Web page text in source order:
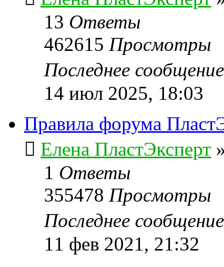
13 Ответы
462615 Просмотры
Последнее
14 июл 2025, 18:03
Правила форума
Елена ПластЭксперт
1 Ответы
355478 Просмотры
Последнее
11 фев 2021, 21:32